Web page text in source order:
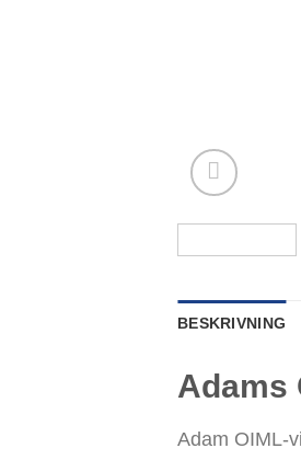
BESKRIVNING
Adams
Adam OIML-